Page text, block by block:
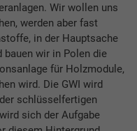
Wir wollen uns
werden aber fast
in der Hauptsache
bauen wir in Polen die
für Holzmodule,
wird. Die GWI wird
schlüsselfertigen
sich der Aufgabe